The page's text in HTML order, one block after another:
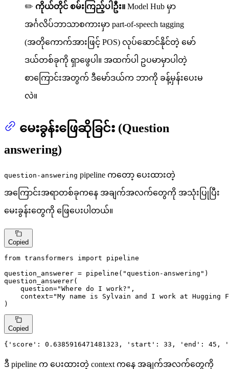
✏️ ကိုယ်တိုင် စမ်းကြည့်ပါဦး။ Model Hub မှာ
အင်္ဂလိပ်ဘာသာစကားမှာ part-of-speech tagging
(အတိုကောက်အားဖြင့် POS) လုပ်ဆောင်နိုင်တဲ့ မော်
ဒယ်တစ်ခုကို ရှာဖွေပါ။ အထက်ပါ ဥပမာမှာပါတဲ့
စာကြောင်းအတွက် ဒီမော်ဒယ်က ဘာကို ခန့်မှန်းပေးမ
လဲ။
မေးခွန်းဖြေဆိုခြင်း (Question
answering)
question-answering pipeline ကတော့ ပေးထားတဲ့
အကြောင်းအရာတစ်ခုကနေ အချက်အလက်တွေကို အသုံးပြုပြီး
မေးခွန်းတွေကို ဖြေပေးပါတယ်။
Copied
from transformers import pipeline
question_answerer = pipeline( "question-answering" )
question_answerer(
    question=
"Where do I work?" ,
    context=
"My name is Sylvain and I work at Hugging
)
Copied
{ 'score' : 0.6385916471481323 , 'start' : 33 , 'end' : 45 ,
ဒီ pipeline က ပေးထားတဲ့ context ကနေ အချက်အလက်တွေကို